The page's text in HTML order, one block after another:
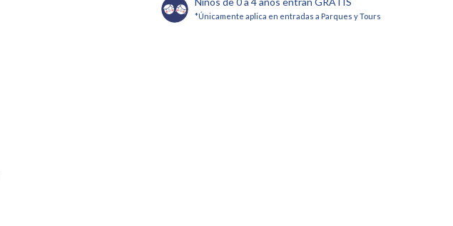
*Únicamente aplica en entradas a Parques y Tours